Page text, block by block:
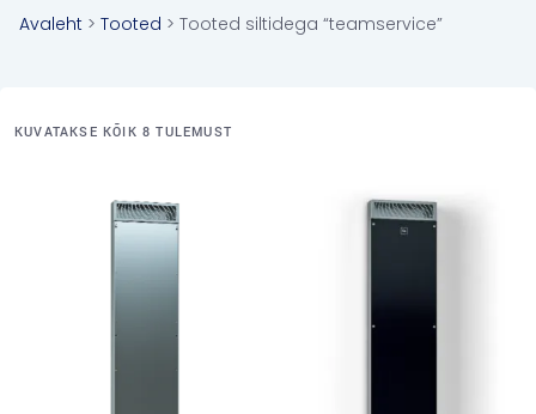
Avaleht > Tooted > Tooted siltidega “teamservice”
KUVATAKSE KÕIK 8 TULEMUST